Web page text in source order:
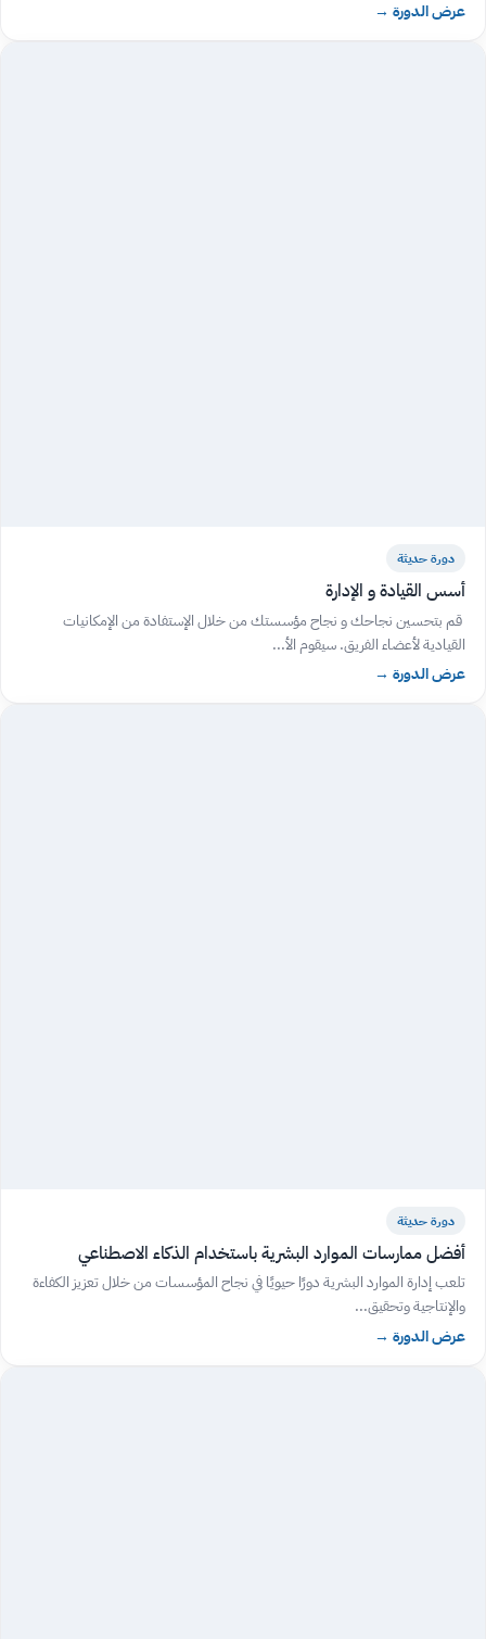
عرض الدورة →
دورة حديثة
أسس القيادة و الإدارة
قم بتحسين نجاحك و نجاح مؤسستك من خلال الإستفادة من الإمكانيات
القيادية لأعضاء الفريق. سيقوم الأ...
عرض الدورة →
دورة حديثة
أفضل ممارسات الموارد البشرية باستخدام الذكاء الاصطناعي
تلعب إدارة الموارد البشرية دورًا حيويًا في نجاح المؤسسات من خلال تعزيز الكفاءة
والإنتاجية وتحقيق...
عرض الدورة →